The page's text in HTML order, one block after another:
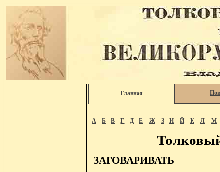
Главная
А Б В Г Д Е Ж З И Й К Л М
ЗАГОВАРИВАТЬ